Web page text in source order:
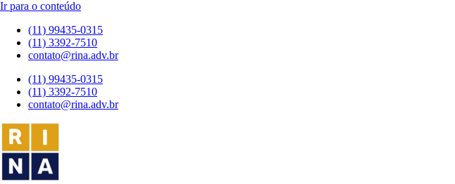
Ir para o conteúdo
(11) 99435-0315
(11) 3392-7510
contato@rina.adv.br
(11) 99435-0315
(11) 3392-7510
contato@rina.adv.br